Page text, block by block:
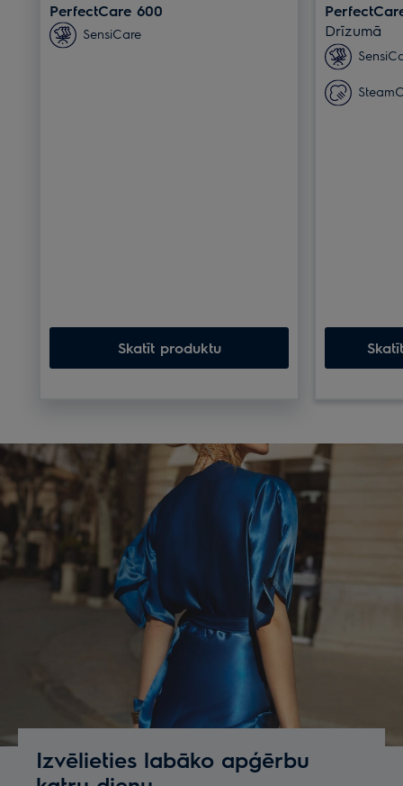
PerfectCare 600
SensiCare
Skatīt produktu
Drīzumā
Izvēlieties labāko apģērbu